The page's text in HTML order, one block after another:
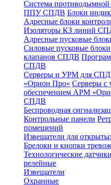
Система
ППУ СПДВ Блоки
Адресные блоки
Изоляторы КЗ линий
Адресные пусковые
Силовые пусковые
клапанов СПДВ
СПДВ
Серверы и УРМ для
«Орион Про» Серверы с
обеспечением АРМ
СПДВ
Беспроводная
Контрольные панели
помещений
Извещатели для
Брелоки и кнопки
Технологические датчики
релейные
Извещатели
Охранные